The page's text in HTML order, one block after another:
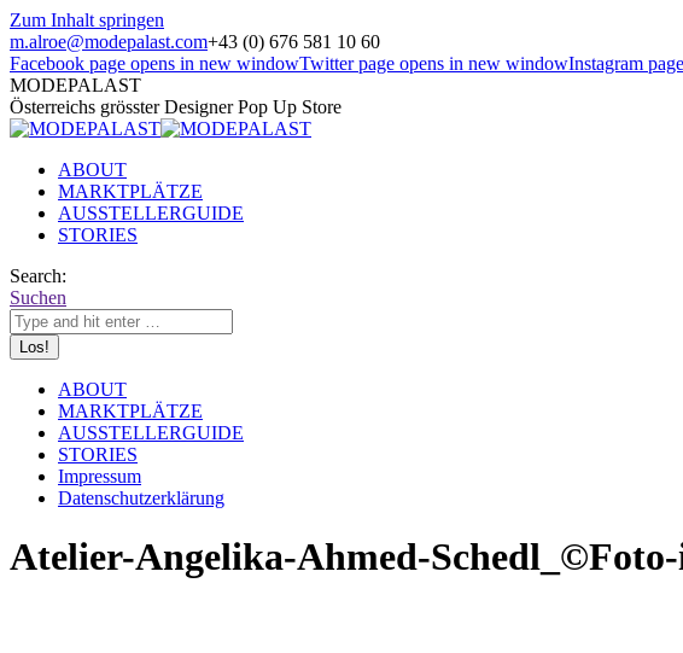
Zum Inhalt springen
m.alroe@modepalast.com+43 (0) 676 581 10 60
Facebook page opens in new windowTwitter page opens in new windowInstagram
MODEPALAST
Österreichs grösster Designer Pop Up Store
ABOUT
MARKTPLÄTZE
AUSSTELLERGUIDE
STORIES
Search:
Suchen
ABOUT
MARKTPLÄTZE
AUSSTELLERGUIDE
STORIES
Impressum
Datenschutzerklärung
Atelier-Angelika-Ahmed-